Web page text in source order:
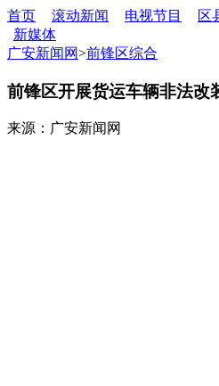
首页 滚动新闻 电视节目 区
新媒体
广安新闻网>前锋区综合
前锋区开展货运车辆非法改
来源：广安新闻网